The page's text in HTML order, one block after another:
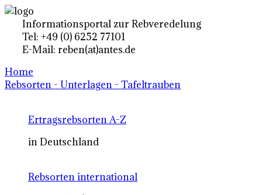
Informationsportal zur Rebveredelung
Tel: +49 (0) 6252 77101
E-Mail: reben(at)antes.de
Home
Rebsorten - Unterlagen - Tafeltrauben
Ertragsrebsorten A-Z
in Deutschland
Rebsorten international